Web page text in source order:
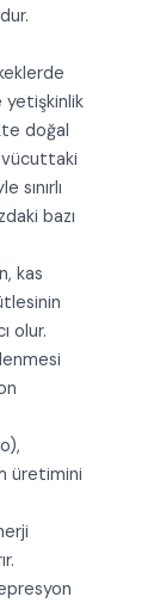
doğal
bazı
kas
olur.
üretimini